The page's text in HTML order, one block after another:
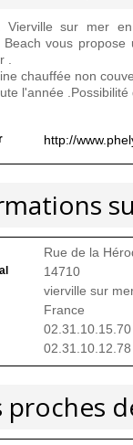
Vierville sur mer
Beach vous
chauffée non
l'année .Possibilité
http://
Rue de la
14710
vierville sur
France
02.31.10.15.70
02.31.10.12.78
proches